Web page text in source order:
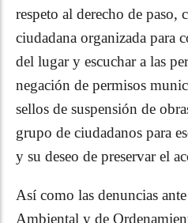
respeto al derecho de paso,
ciudadana organizada para
del lugar y escuchar a las
negación de permisos
sellos de suspensión de
grupo de ciudadanos para
y su deseo de preservar el
Así como las denuncias
Ambiental y de